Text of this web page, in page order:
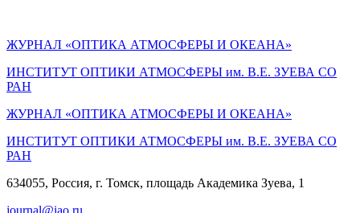
ЖУРНАЛ «ОПТИКА АТМОСФЕРЫ И ОКЕАНА»
ИНСТИТУТ ОПТИКИ АТМОСФЕРЫ им. В.Е. ЗУЕВА СО
РАН
ЖУРНАЛ «ОПТИКА АТМОСФЕРЫ И ОКЕАНА»
ИНСТИТУТ ОПТИКИ АТМОСФЕРЫ им. В.Е. ЗУЕВА СО
РАН
634055, Россия, г. Томск, площадь Академика Зуева, 1
journal@iao.ru